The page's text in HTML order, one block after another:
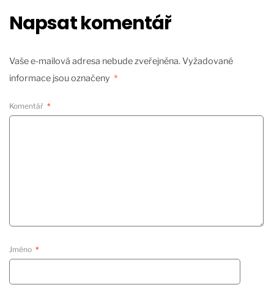
Napsat komentář
Vaše e-mailová adresa nebude zveřejněna.Vyžadované
informace jsou označeny *
Komentář *
Jméno *